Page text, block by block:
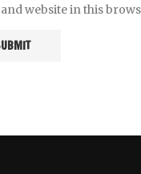
and website in this